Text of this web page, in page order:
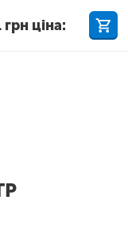
грн ціна: